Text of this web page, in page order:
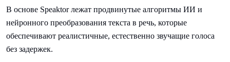
В основе Speaktor лежат продвинутые алгоритмы ИИ и
нейронного преобразования текста в речь, которые
обеспечивают реалистичные, естественно звучащие голоса
без задержек.